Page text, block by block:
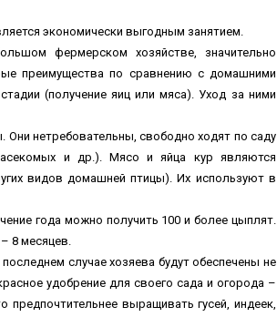
экономически выгодным занятием.
фермерском хозяйстве, значительно
преимущества по сравнению с домашними
(получение яиц или мяса). Уход за ними
нетребовательны, свободно ходят по саду
и др.). Мясо и яйца кур являются
видов домашней птицы). Их используют в
года можно получить 100 и более цыплят.
8 месяцев.
случае хозяева будут обеспечены не
удобрение для своего сада и огорода –
выращивать гусей, индеек,